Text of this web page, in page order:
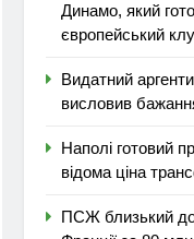
Динамо, який
європейський
Видатний
висловив
Наполі готовий
відома ціна
ПСЖ близький до